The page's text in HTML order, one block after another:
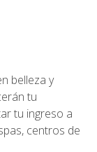
belleza y
tu
tu ingreso a
centros de